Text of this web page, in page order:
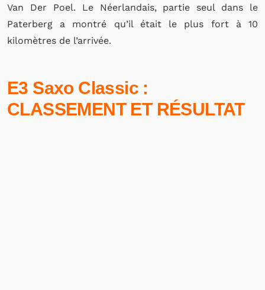
Van Der Poel. Le Néerlandais, partie seul dans le
Paterberg a montré qu’il était le plus fort à 10
kilomètres de l’arrivée.
E3 Saxo Classic :
CLASSEMENT ET RÉSULTAT